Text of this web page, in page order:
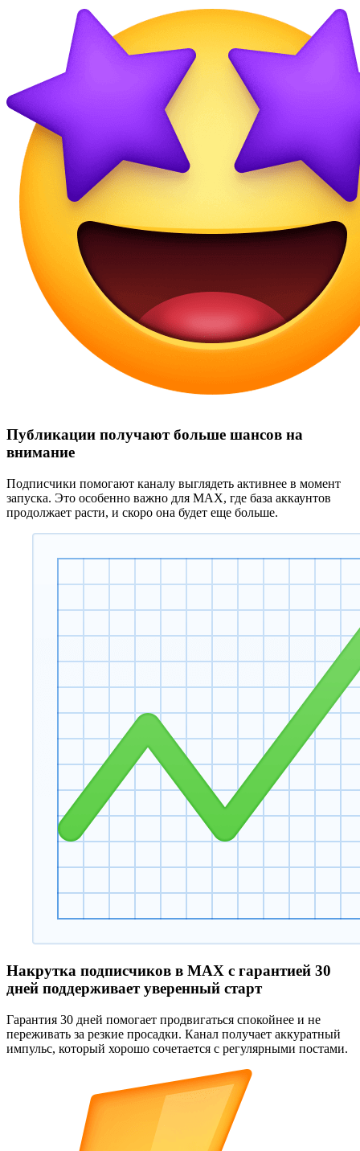
Публикации получают больше шансов на
внимание
Подписчики помогают каналу выглядеть активнее в момент
запуска. Это особенно важно для MAX, где база аккаунтов
продолжает расти, и скоро она будет еще больше.
Накрутка подписчиков в MAX с гарантией 30
дней поддерживает уверенный старт
Гарантия 30 дней помогает продвигаться спокойнее и не
переживать за резкие просадки. Канал получает аккуратный
импульс, который хорошо сочетается с регулярными постами.